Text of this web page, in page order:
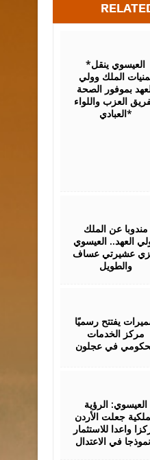
*العيسوي ينقل
الملك وولي
بموفور الصحة
العزب واللواء
العبادي*
مندوبا عن الملك
العهد.. العيسوي
عشيرتي عساف
والطويل
يفتتح رسميًا
مركز الخدمات
في عجلون
2026
العيسوي: الرؤية
جعلت الأردن
واعدا للاستثمار
في الاعتدال